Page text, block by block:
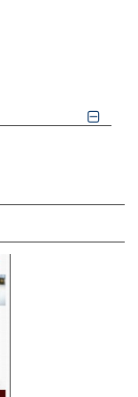
ANGESEHENE